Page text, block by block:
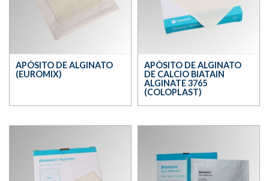
APÓSITO DE ALGINATO
(EUROMIX)
APÓSITO DE ALGINATO
DE CALCIO BIATAIN
ALGINATE 3765
(COLOPLAST)